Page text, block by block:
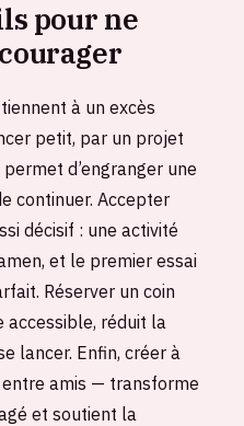
pour ne
à un excès
petit, par un projet
d’engranger une
continuer. Accepter
décisif : une activité
et le premier essai
Réserver un coin
accessible, réduit la
lancer. Enfin, créer à
amis — transforme
et soutient la